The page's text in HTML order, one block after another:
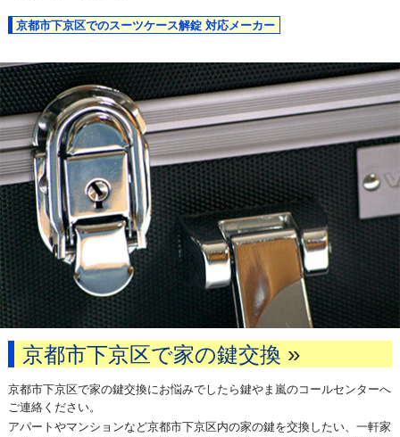
京都市下京区でのスーツケース解錠 対応メーカー
京都市下京区で家の鍵交換 »
京都市下京区で家の鍵交換にお悩みでしたら鍵やま嵐のコールセンターへ
ご連絡ください。
アパートやマンションなど京都市下京区内の家の鍵を交換したい、一軒家